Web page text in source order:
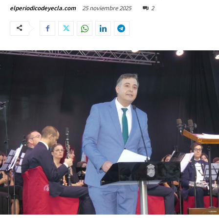
elperiodicodeyecla.com 25 noviembre 2025 2